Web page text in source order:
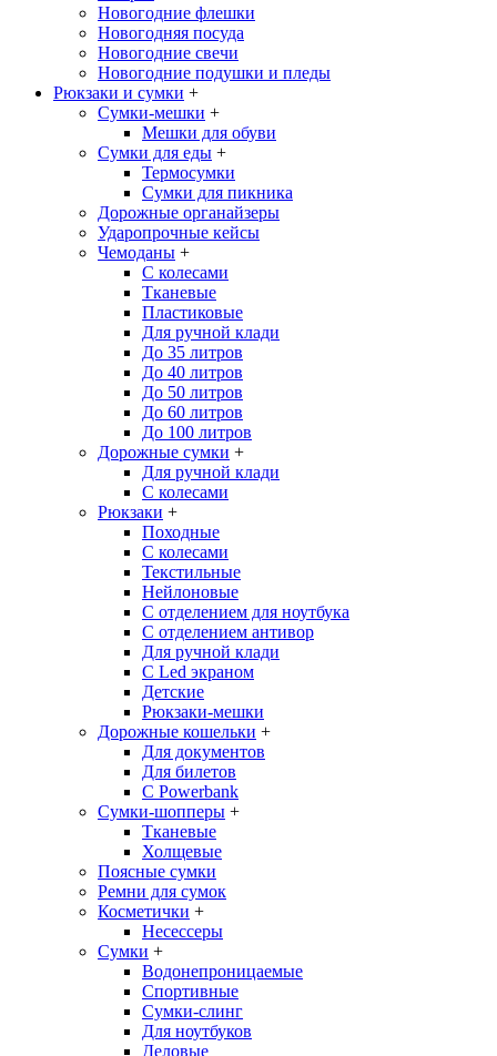
Новогодние флешки
Новогодняя посуда
Новогодние свечи
Новогодние подушки и пледы
Рюкзаки и сумки +
Сумки-мешки +
Мешки для обуви
Сумки для еды +
Термосумки
Сумки для пикника
Дорожные органайзеры
Ударопрочные кейсы
Чемоданы +
С колесами
Тканевые
Пластиковые
Для ручной клади
До 35 литров
До 40 литров
До 50 литров
До 60 литров
До 100 литров
Дорожные сумки +
Для ручной клади
С колесами
Рюкзаки +
Походные
С колесами
Текстильные
Нейлоновые
С отделением для ноутбука
С отделением антивор
Для ручной клади
С Led экраном
Детские
Рюкзаки-мешки
Дорожные кошельки +
Для документов
Для билетов
С Powerbank
Сумки-шопперы +
Тканевые
Холщевые
Поясные сумки
Ремни для сумок
Косметички +
Несессеры
Сумки +
Водонепроницаемые
Спортивные
Сумки-слинг
Для ноутбуков
Деловые